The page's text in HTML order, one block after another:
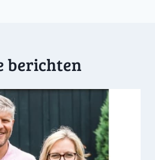
berichten